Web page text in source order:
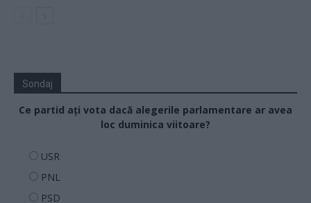
Sondaj
Ce partid ați vota dacă alegerile parlamentare ar avea
loc duminica viitoare?
USR
PNL
PSD